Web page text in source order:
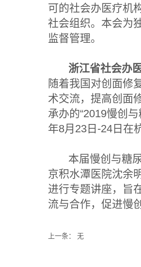
可的社会办医疗机
社会组织。本会为
监督管理。
浙江省社会办
随着我国对创面修
术交流，提高创面
承办的“2019慢创
年8月23日-24日在
本届慢创与糖尿
京积水潭医院沈余
进行专题讲座，旨
流与合作，促进慢
上一条： 无